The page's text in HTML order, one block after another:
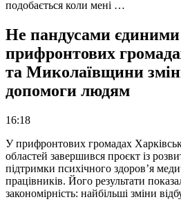
подобається коли мені …
Не пандусами
прифронтових
та Миколаївщини
допомоги людям
16:18
У прифронтових громадах
областей завершився проєкт із
підтримки психічного здоров’я
працівників. Його результати
закономірність: найбільші зміни